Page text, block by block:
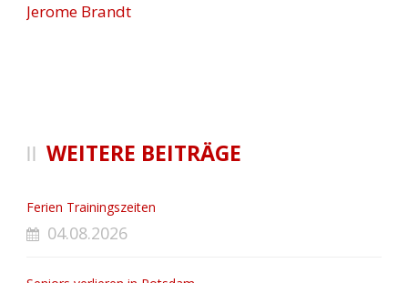
Jerome Brandt
WEITERE BEITRÄGE
Ferien Trainingszeiten
04.08.2026